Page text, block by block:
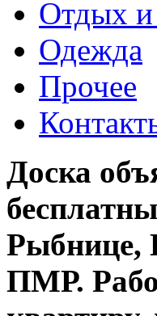
Отдых
Одежда
Прочее
Доска
Рыбнице,
ПМР.